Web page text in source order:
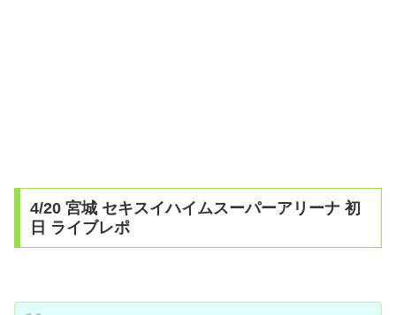
4/20 宮城 セキスイハイムスーパーアリーナ 初
日 ライブレポ